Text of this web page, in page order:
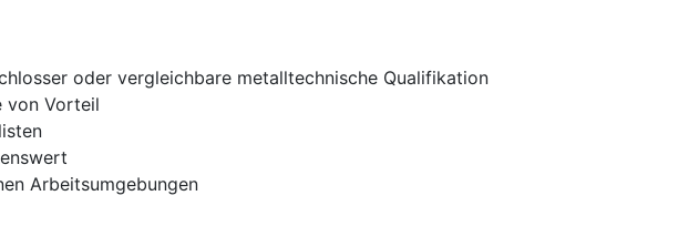
oder vergleichbare metalltechnische Qualifikation
von Vorteil
Arbeitsumgebungen